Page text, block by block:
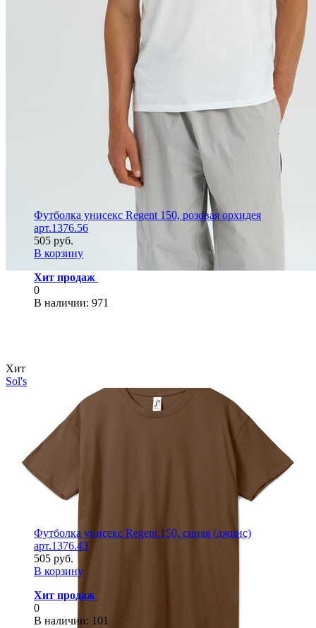
Хит
Sol's
Футболка унисекс Regent 150, розовая орхидея
арт.1376.56
505 руб.
В корзину
Хит продаж
0
В наличии: 971
Футболка унисекс Regent 150, синяя (джинс)
арт.1376.43
505 руб.
В корзину
Хит продаж
0
В наличии: 101